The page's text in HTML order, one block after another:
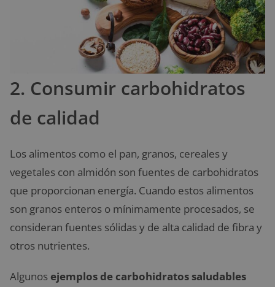
2. Consumir carbohidratos
de calidad
Los alimentos como el pan, granos, cereales y
vegetales con almidón son fuentes de carbohidratos
que proporcionan energía. Cuando estos alimentos
son granos enteros o mínimamente procesados, se
consideran fuentes sólidas y de alta calidad de fibra y
otros nutrientes.
Algunos ejemplos de carbohidratos saludables